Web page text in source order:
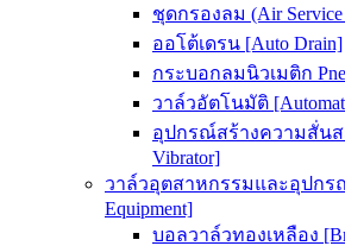
ชุดกรองลม (Air Service
ออโต้เดรน [Auto Drain]
กระบอกลมนิวเมติก
วาล์วอัตโนมัติ
อุปกรณ์สร้างความสั่นส
Vibrator]
วาล์วอุตสาหกรรมและอุปกร
Equipment]
บอลวาล์วทองเหลือง